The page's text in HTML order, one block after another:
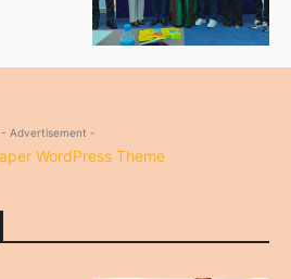
- Advertisement -